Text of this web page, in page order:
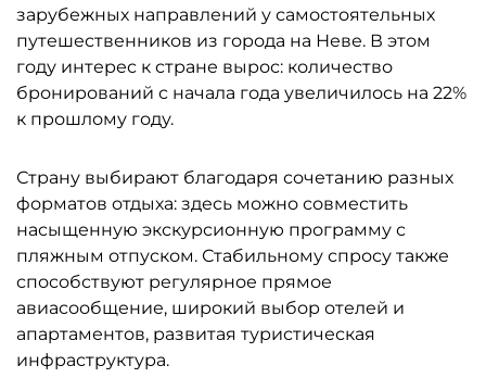
зарубежных направлений у самостоятельных
путешественников из города на Неве. В этом
году интерес к стране вырос: количество
бронирований с начала года увеличилось на 22%
к прошлому году.
Страну выбирают благодаря сочетанию разных
форматов отдыха: здесь можно совместить
насыщенную экскурсионную программу с
пляжным отпуском. Стабильному спросу также
способствуют регулярное прямое
авиасообщение, широкий выбор отелей и
апартаментов, развитая туристическая
инфраструктура.